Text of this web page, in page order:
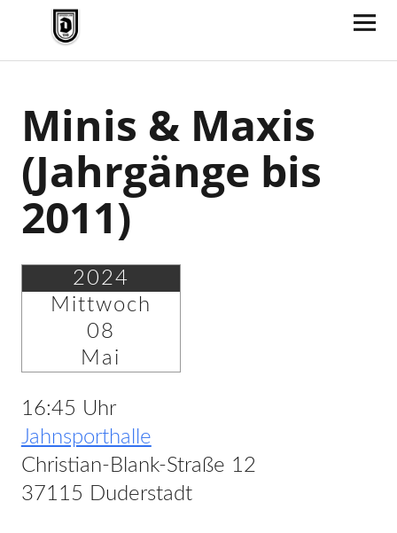
TV Jahn Duderstadt
Minis & Maxis
(Jahrgänge bis
2011)
2024
Mittwoch
08
Mai
16:45 Uhr
Jahnsporthalle
Christian-Blank-Straße 12
37115 Duderstadt